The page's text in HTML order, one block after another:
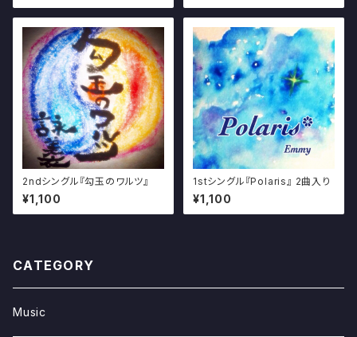
2ndシングル『勾玉のワルツ』
¥1,100
1stシングル『Polaris』 2曲入り
¥1,100
CATEGORY
Music